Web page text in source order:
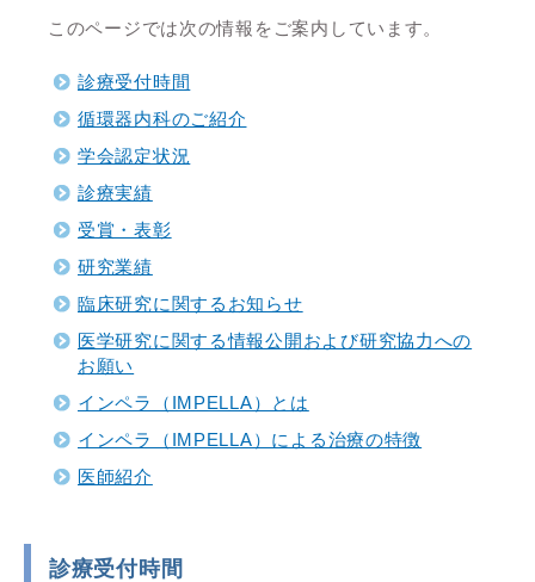
このページでは次の情報をご案内しています。
診療受付時間
循環器内科のご紹介
学会認定状況
診療実績
受賞・表彰
研究業績
臨床研究に関するお知らせ
医学研究に関する情報公開および研究協力への
お願い
インペラ（IMPELLA）とは
インペラ（IMPELLA）による治療の特徴
医師紹介
診療受付時間